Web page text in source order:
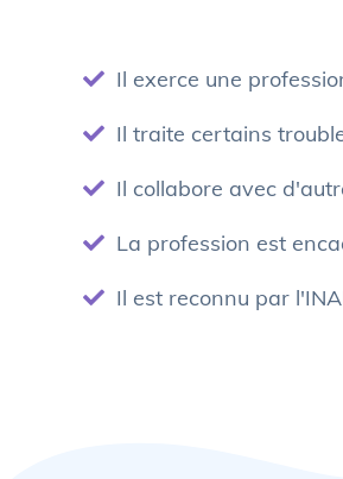
Il exerce une
Il traite certains
Il collabore avec
La profession est
Il est reconnu par